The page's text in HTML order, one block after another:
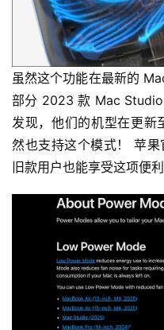
虽然这个功能在最新的
部分 2023 款 Mac
发现，他们的机型在更新
然也支持这个模式！ 苹
旧款用户也能享受这项便利